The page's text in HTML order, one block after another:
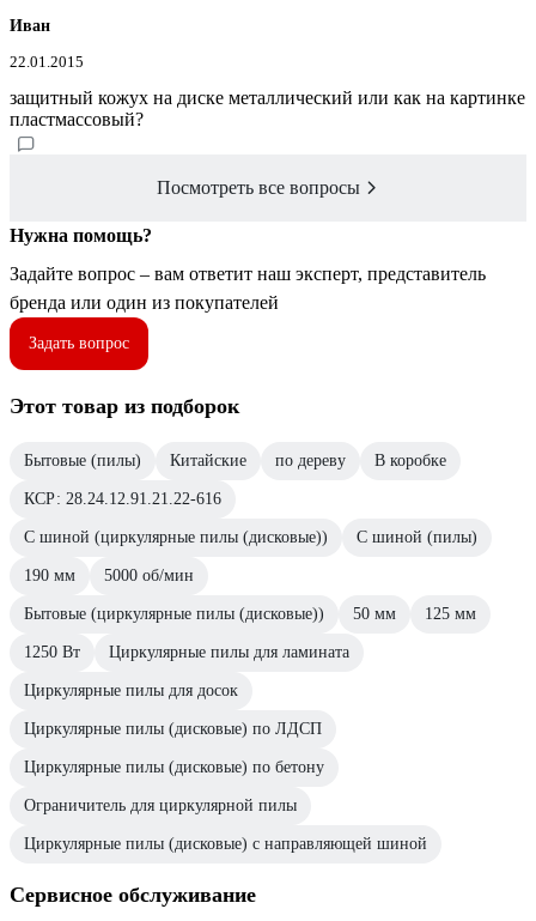
Иван
22.01.2015
защитный кожух на диске металлический или как на картинке
пластмассовый?
Посмотреть все вопросы
Нужна помощь?
Задайте вопрос – вам ответит наш эксперт, представитель
бренда или один из покупателей
Задать вопрос
Этот товар из подборок
Бытовые (пилы) Китайские по дереву В коробке
КСР: 28.24.12.91.21.22-616
С шиной (циркулярные пилы (дисковые)) С шиной (пилы)
190 мм 5000 об/мин
Бытовые (циркулярные пилы (дисковые)) 50 мм 125 мм
1250 Вт Циркулярные пилы для ламината
Циркулярные пилы для досок
Циркулярные пилы (дисковые) по ЛДСП
Циркулярные пилы (дисковые) по бетону
Ограничитель для циркулярной пилы
Циркулярные пилы (дисковые) с направляющей шиной
Сервисное обслуживание